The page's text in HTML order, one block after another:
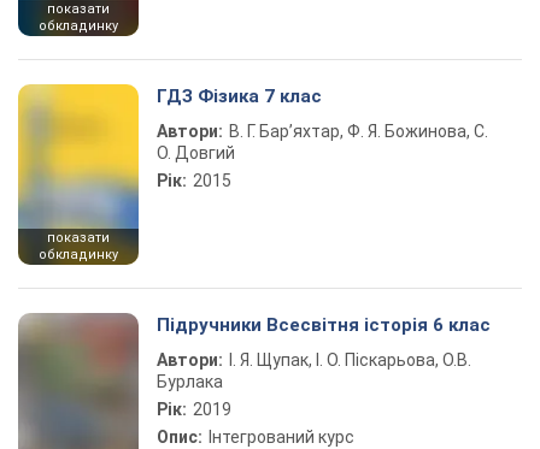
показати
обкладинку
показати
обкладинку
ГДЗ Фізика 7 клас
Автори: В. Г. Бар’яхтар, Ф. Я. Божинова, С.
О. Довгий
Рік: 2015
Підручники Всесвітня історія 6 клас
Автори:
І. Я. Щупак, І. О. Піскарьова, О.В.
Бурлака
Рік: 2019
Опис: Інтегрований курс